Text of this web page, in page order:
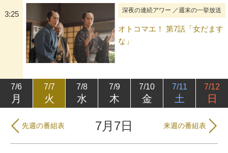
3:25 深夜の連続アワー ／週末の一挙放送
オトコマエ！ 第7話「女だます
な」
7/6
月
7/7
火
7/8
水
7/9
木
7/10
金
7/11
土
7/12
日
先週の番組表 7月7日 来週の番組表